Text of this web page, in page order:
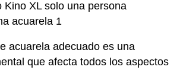
acuarela adecuado es una
que afecta todos los aspectos